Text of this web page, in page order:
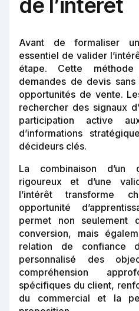
de l’intérêt
Avant de formaliser
essentiel de valider
étape. Cette
demandes de devis
opportunités de vente.
rechercher des signaux
participation active
d’informations
décideurs clés.
La combinaison d’un
rigoureux et d’une
l’intérêt transforme
opportunité
permet non seulement
conversion, mais
relation de confiance
personnalisé des
compréhension
spécifiques du client,
du commercial et la